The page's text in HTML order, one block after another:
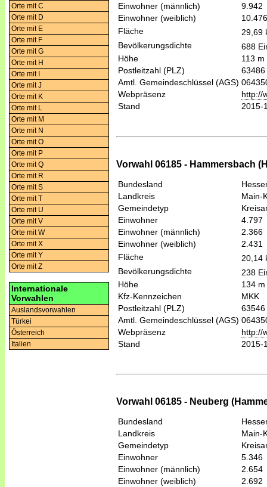
Orte mit C
Orte mit D
Orte mit E
Orte mit F
Orte mit G
Orte mit H
Orte mit I
Orte mit J
Orte mit K
Orte mit L
Orte mit M
Orte mit N
Orte mit O
Orte mit P
Orte mit Q
Orte mit R
Orte mit S
Orte mit T
Orte mit U
Orte mit V
Orte mit W
Orte mit X
Orte mit Y
Orte mit Z
Internationale
Vorwahlen
Auslandsvorwahlen
Türkei
Österreich
Italien
Einwohner (männlich)
9.942
Einwohner (weiblich)
10.476
Fläche
29,69
Bevölkerungsdichte
688
Höhe
113 m
Postleitzahl (PLZ)
63486
Amtl. Gemeindeschlüssel (AGS)
Webpräsenz
http://
Stand
2015-
Vorwahl 06185 - Hammersbach
Bundesland
Landkreis
Main-
Gemeindetyp
Einwohner
4.797
Einwohner (männlich)
2.366
Einwohner (weiblich)
2.431
Fläche
20,14
Bevölkerungsdichte
238
Höhe
134
Kfz-Kennzeichen
MKK
Postleitzahl (PLZ)
63546
Amtl. Gemeindeschlüssel (AGS)
Webpräsenz
http://
Stand
2015-
Vorwahl 06185 - Neuberg
Bundesland
Landkreis
Main-
Gemeindetyp
Einwohner
5.346
Einwohner (männlich)
2.654
Einwohner (weiblich)
2.692